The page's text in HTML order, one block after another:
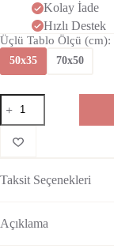
Kolay İade
Hızlı Destek
Üçlü Tablo Ölçü (cm):
50x35 70x50
Taksit Seçenekleri
Açıklama